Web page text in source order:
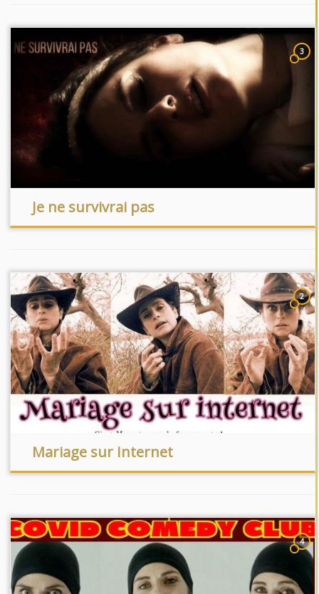
3
Je ne survivrai pas
2
Mariage sur Internet
4